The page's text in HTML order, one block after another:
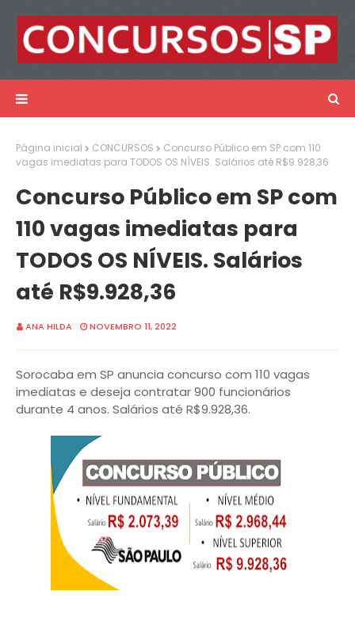
Página inicial CONCURSOS
Concurso Público em SP com 110
vagas imediatas para TODOS OS NÍVEIS. Salários até R$9.928,36
Concurso Público em SP com
110 vagas imediatas para
TODOS OS NÍVEIS. Salários
até R$9.928,36
ANA HILDA NOVEMBRO 11, 2022
Sorocaba em SP anuncia concurso com 110 vagas
imediatas e deseja contratar 900 funcionários
durante 4 anos. Salários até R$9.928,36.